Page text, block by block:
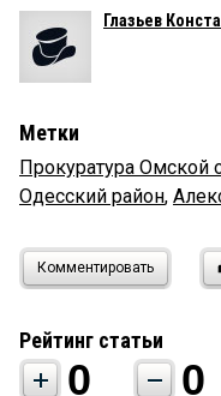
Глазьев
Метки
Прокуратура Омской
Одесский район,
Комментировать
Рейтинг статьи
0 0